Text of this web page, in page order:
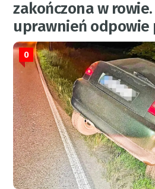
zakończona w
uprawnień odpowie
0